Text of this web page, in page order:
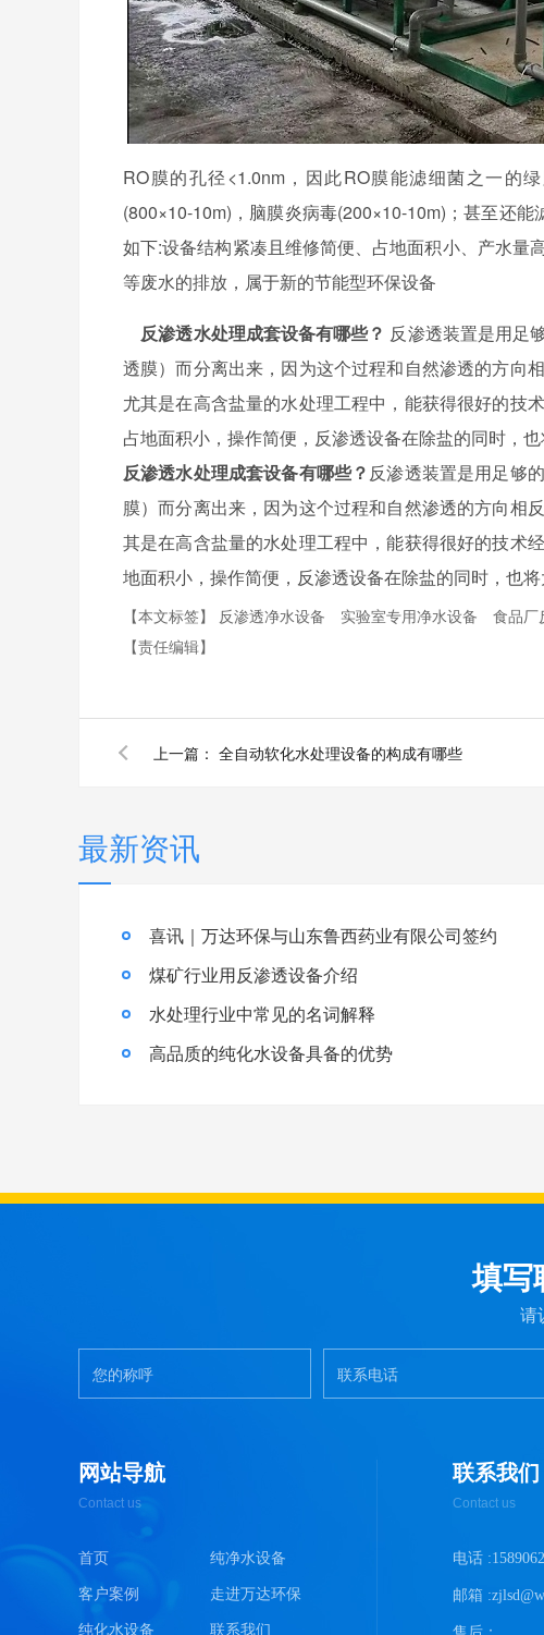
RO膜的孔径<1.0nm，因此RO膜能滤细菌之一的
(800×10-10m)，脑膜炎病毒(200×10-10m)；甚至还
如下:设备结构紧凑且维修简便、占地面积小、产水
等废水的排放，属于新的节能型环保设备
反渗透水处理成套设备有哪些？ 反渗透装置是用足
透膜）而分离出来，因为这个过程和自然渗透的方向
尤其是在高含盐量的水处理工程中，能获得很好的技
占地面积小，操作简便，反渗透设备在除盐的同时，
反渗透水处理成套设备有哪些？ 反渗透装置是用足够
膜）而分离出来，因为这个过程和自然渗透的方向相
其是在高含盐量的水处理工程中，能获得很好的技术
地面积小，操作简便，反渗透设备在除盐的同时，也
【本文标签】 反渗透净水设备 实验室专用净水设备 食品厂
【责任编辑】
上一篇： 全自动软化水处理设备的构成有哪些
最新资讯
喜讯｜万达环保与山东鲁西药业有限公司签约
煤矿行业用反渗透设备介绍
水处理行业中常见的名词解释
高品质的纯化水设备具备的优势
填写
请
网站导航
Contact us
首页 纯净水设备
客户案例 走进万达环保
纯化水设备 联系我们
联系我们
Contact us
电话
邮箱